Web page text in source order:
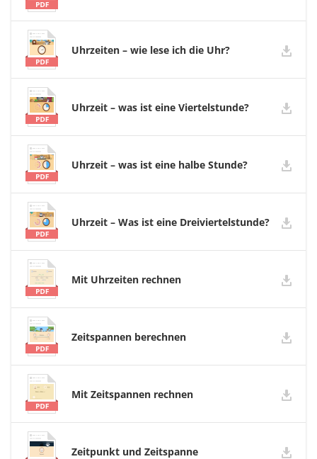
Uhrzeiten – wie lese ich die Uhr?
Uhrzeit – was ist eine Viertelstunde?
Uhrzeit – was ist eine halbe Stunde?
Uhrzeit – Was ist eine Dreiviertelstunde?
Mit Uhrzeiten rechnen
Zeitspannen berechnen
Mit Zeitspannen rechnen
Zeitpunkt und Zeitspanne